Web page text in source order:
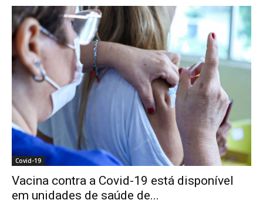
Covid-19
Vacina contra a Covid-19 está disponível
em unidades de saúde de...